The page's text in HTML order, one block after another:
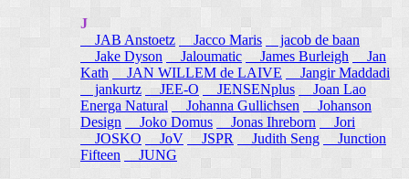
J
JAB Anstoetz
Jacco Maris
jacob de baan
Jake Dyson
Jaloumatic James Burleigh
Jan
Kath
JAN WILLEM de LAIVE
Jangir Maddadi
jankurtz JEE-O JENSENplus
Joan Lao
Energa Natural
Johanna Gullichsen
Johanson
Design
Joko Domus Jonas Ihreborn
Jori
JOSKO
JoV JSPR Judith Seng
Junction
Fifteen
JUNG